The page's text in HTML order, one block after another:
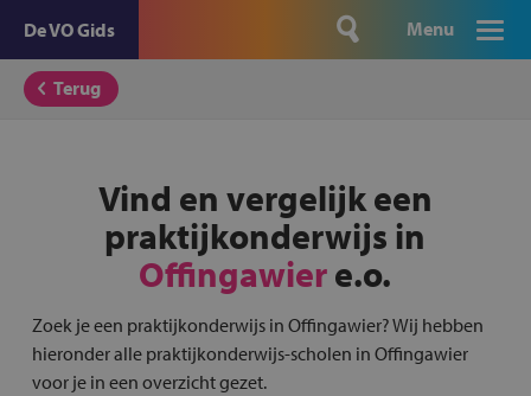
De VO Gids Menu
Terug
Vind en vergelijk een
praktijkonderwijs in
Offingawiere.o.
Zoek je een praktijkonderwijs in Offingawier? Wij hebben
hieronder alle praktijkonderwijs-scholen in Offingawier
voor je in een overzicht gezet.